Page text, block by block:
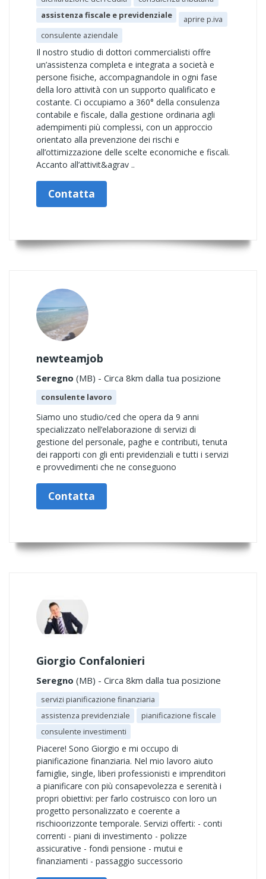
assistenza fiscale e previdenziale
aprire p.iva
consulente aziendale
Il nostro studio di dottori commercialisti offre
un’assistenza completa e integrata a società e
persone fisiche, accompagnandole in ogni fase
della loro attività con un supporto qualificato e
costante. Ci occupiamo a 360° della consulenza
contabile e fiscale, dalla gestione ordinaria agli
adempimenti più complessi, con un approccio
orientato alla prevenzione dei rischi e
all’ottimizzazione delle scelte economiche e fiscali.
Accanto all’attivit&agrav ..
Contatta
newteamjob
Seregno (MB) - Circa 8km dalla tua posizione
consulente lavoro
Siamo uno studio/ced che opera da 9 anni
specializzato nell’elaborazione di servizi di
gestione del personale, paghe e contributi, tenuta
dei rapporti con gli enti previdenziali e tutti i servizi
e provvedimenti che ne conseguono
Contatta
Giorgio Confalonieri
Seregno (MB) - Circa 8km dalla tua posizione
servizi pianificazione finanziaria
assistenza previdenziale
pianificazione fiscale
consulente investimenti
Piacere! Sono Giorgio e mi occupo di
pianificazione finanziaria. Nel mio lavoro aiuto
famiglie, single, liberi professionisti e imprenditori
a pianificare con più consapevolezza e serenità i
propri obiettivi: per farlo costruisco con loro un
progetto personalizzato e coerente a
rischioorizzonte temporale. Servizi offerti: - conti
correnti - piani di investimento - polizze
assicurative - fondi pensione - mutui e
finanziamenti - passaggio successorio